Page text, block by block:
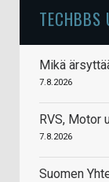
Mikä
7.8.2026
RVS, Motor
7.8.2026
Suomen